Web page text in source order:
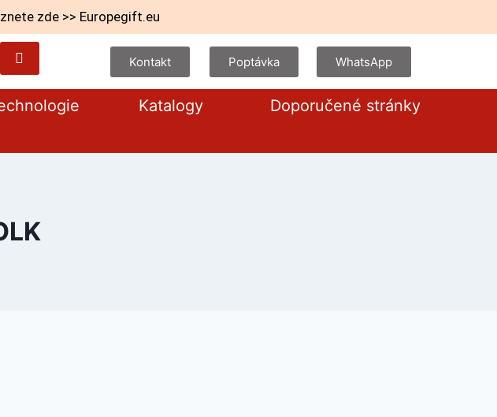
zde >> Europegift.eu
Kontakt Poptávka WhatsApp
Katalogy
Doporučené stránky